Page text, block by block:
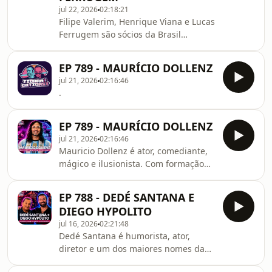
jul 22, 202602:18:21
Filipe Valerim, Henrique Viana e Lucas
Ferrugem são sócios da Brasil
sobre os 10 anos da produtora,
relembrando sua trajetória, os
principais projetos, os bastidores das
produções e os desafios que
marcaram essa década de história.
EP 789 - MAURÍCIO DOLLENZ
jul 21, 202602:16:46
.
EP 789 - MAURÍCIO DOLLENZ
jul 21, 202602:16:46
Mauricio Dollenz é ator, comediante,
mágico e ilusionista. Com formação
trabalhou em navios internacionais e
fundou a primeira Escola de Magia de
Valência, na Espanha. Hoje é
presença frequente na TV, em
podcasts e nos palcos brasileiros,
onde combina humor, ilusionismo e
improviso em seus espetáculos.
EP 788 - DEDÉ SANTANA E
DIEGO HYPOLITO
jul 16, 202602:21:48
Dedé Santana é humorista, ator,
diretor e um dos maiores nomes da